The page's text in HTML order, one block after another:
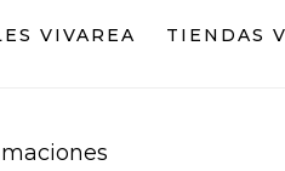
VIVAREA TIENDAS